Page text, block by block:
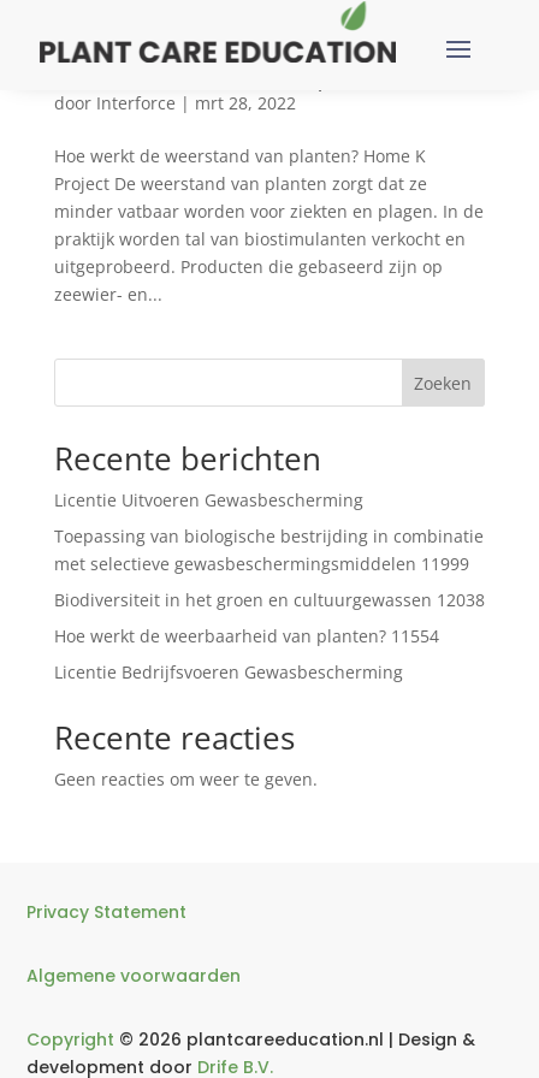
door Interforce | mrt 28, 2022
Hoe werkt de weerstand van planten? Home K
Project De weerstand van planten zorgt dat ze
minder vatbaar worden voor ziekten en plagen. In de
praktijk worden tal van biostimulanten verkocht en
uitgeprobeerd. Producten die gebaseerd zijn op
zeewier- en...
Zoeken
Recente berichten
Licentie Uitvoeren Gewasbescherming
Toepassing van biologische bestrijding in combinatie
met selectieve gewasbeschermingsmiddelen 11999
Biodiversiteit in het groen en cultuurgewassen 12038
Hoe werkt de weerbaarheid van planten? 11554
Licentie Bedrijfsvoeren Gewasbescherming
Recente reacties
Geen reacties om weer te geven.
Privacy Statement
Algemene voorwaarden
Copyright © 2026 plantcareeducation.nl | Design &
development door Drife B.V.